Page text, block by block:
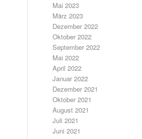
Mai 2023
März 2023
Dezember 2022
Oktober 2022
September 2022
Mai 2022
April 2022
Januar 2022
Dezember 2021
Oktober 2021
August 2021
Juli 2021
Juni 2021